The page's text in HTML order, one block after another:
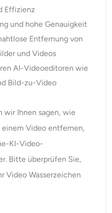
Effizienz
und hohe Genauigkeit
Entfernung von
und Videos
AI-Videoeditoren wie
Bild-zu-Video
wir Ihnen sagen, wie
einem Video entfernen,
KI-Video-
Bitte überprüfen Sie,
Video Wasserzeichen